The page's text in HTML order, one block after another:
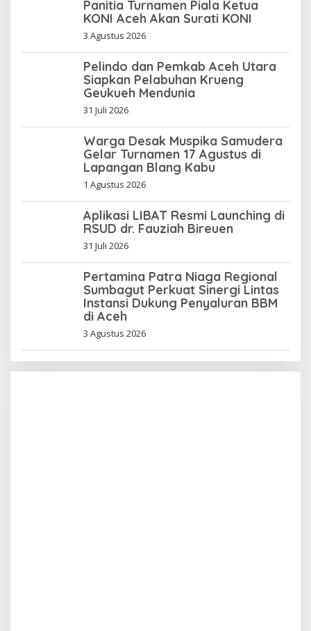
Panitia Turnamen Piala Ketua
KONI Aceh Akan Surati KONI
3 Agustus 2026
Pelindo dan Pemkab Aceh Utara
Siapkan Pelabuhan Krueng
Geukueh Mendunia
31 Juli 2026
Warga Desak Muspika Samudera
Gelar Turnamen 17 Agustus di
Lapangan Blang Kabu
1 Agustus 2026
Aplikasi LIBAT Resmi Launching di
RSUD dr. Fauziah Bireuen
31 Juli 2026
Pertamina Patra Niaga Regional
Sumbagut Perkuat Sinergi Lintas
Instansi Dukung Penyaluran BBM
di Aceh
3 Agustus 2026